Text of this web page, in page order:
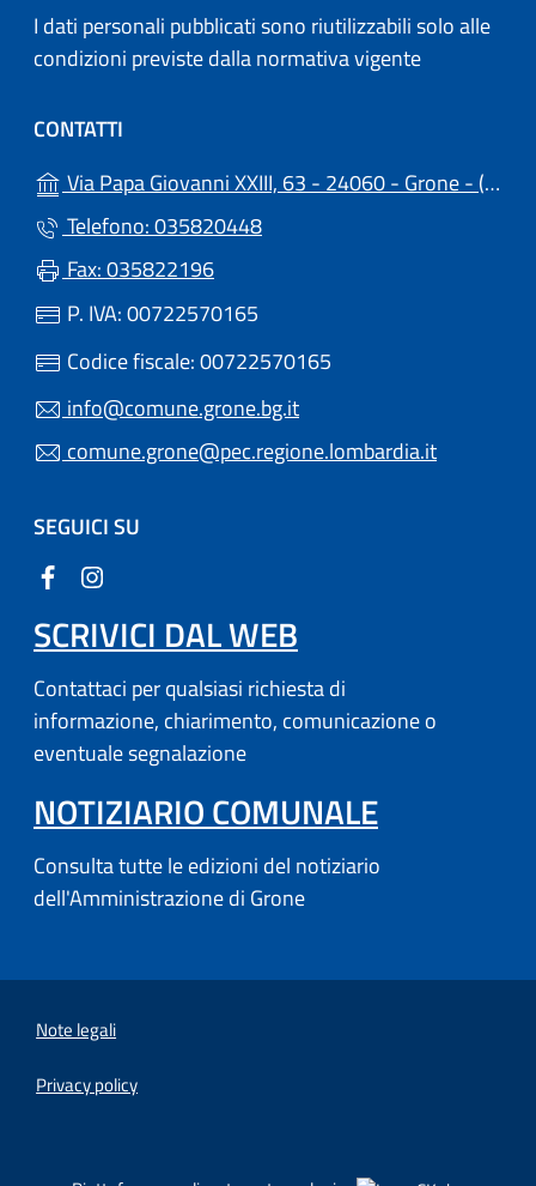
I dati personali pubblicati sono riutilizzabili solo alle
condizioni previste dalla normativa vigente
CONTATTI
Via Papa Giovanni XXIII, 63 - 24060 - Grone - (BG)
Telefono: 035820448
Fax: 035822196
P. IVA: 00722570165
Codice fiscale: 00722570165
info@comune.grone.bg.it
comune.grone@pec.regione.lombardia.it
SEGUICI SU
SCRIVICI DAL WEB
Contattaci per qualsiasi richiesta di
informazione, chiarimento, comunicazione o
eventuale segnalazione
NOTIZIARIO COMUNALE
Consulta tutte le edizioni del notiziario
dell'Amministrazione di Grone
Note legali
Privacy policy